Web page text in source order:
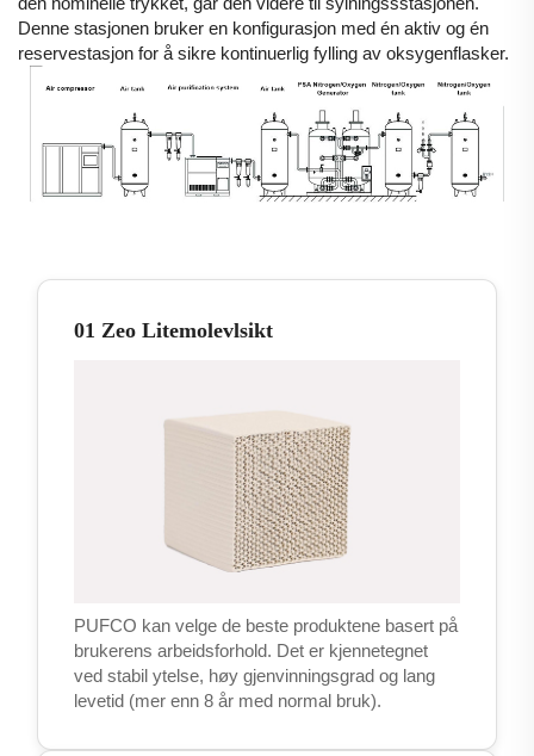
Denne stasjonen bruker en konfigurasjon med én aktiv og én
reservestasjon for å sikre kontinuerlig fylling av oksygenflasker.
01 Zeo Litemolevlsikt
PUFCO kan velge de beste produktene basert på
brukerens arbeidsforhold. Det er kjennetegnet
ved stabil ytelse, høy gjenvinningsgrad og lang
levetid (mer enn 8 år med normal bruk).